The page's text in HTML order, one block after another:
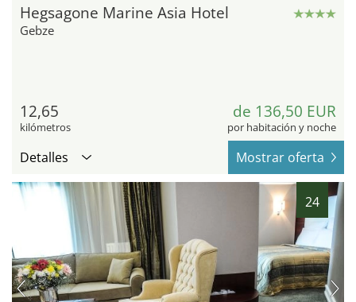
Hegsagone Marine Asia Hotel
Gebze
12,65
kilómetros
de 136,50 EUR
por habitación y noche
Detalles Mostrar oferta
24